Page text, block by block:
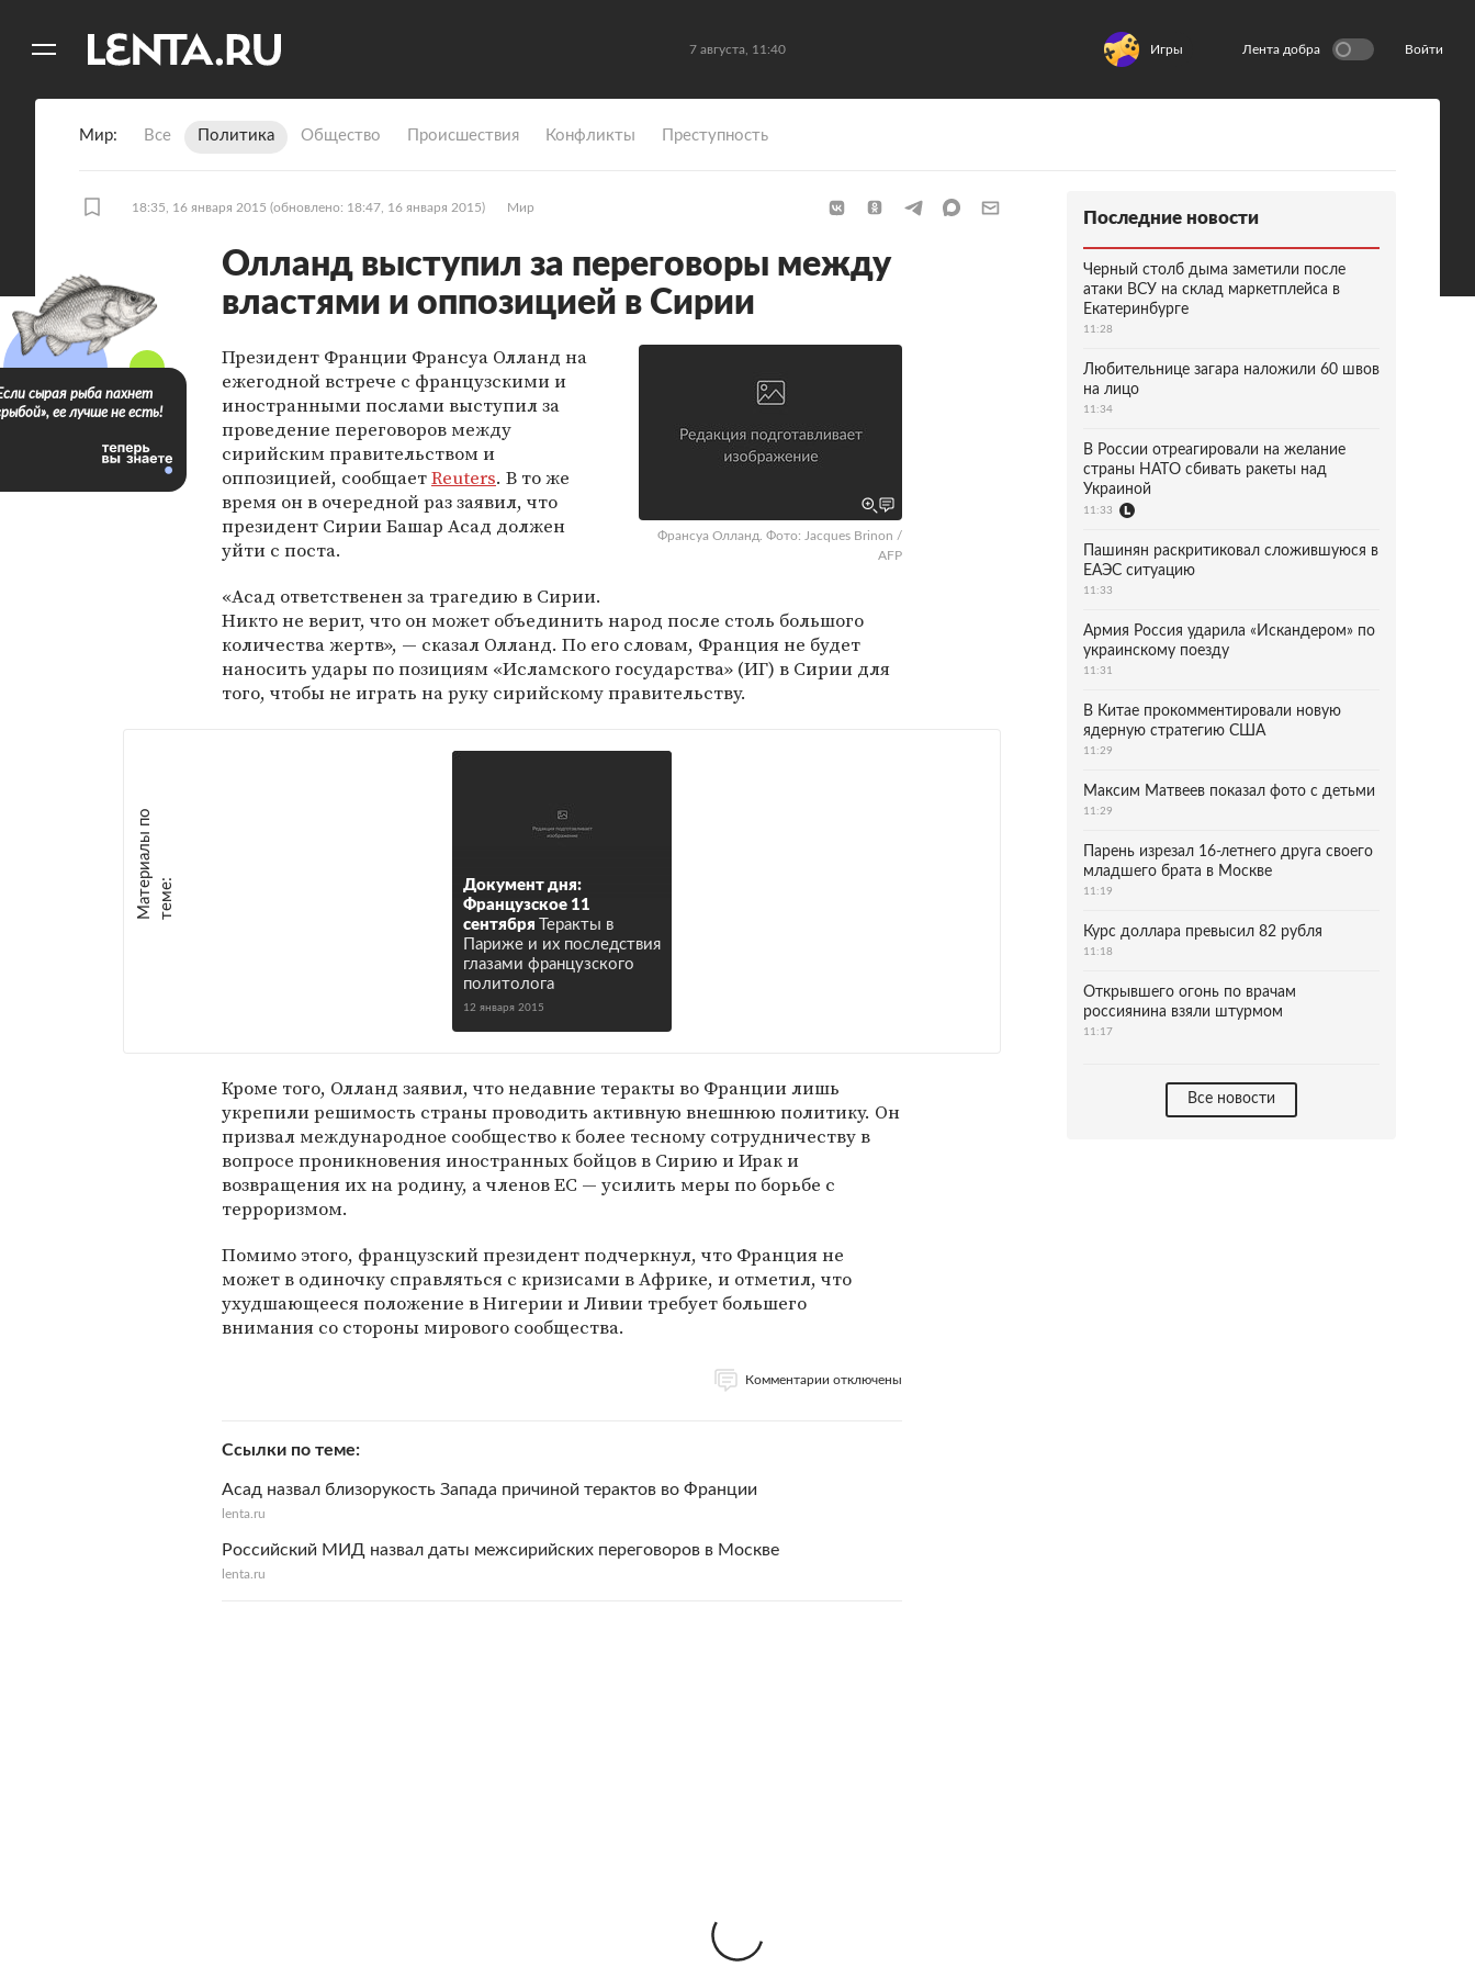
7 августа, 11:40 Игры Лента добра Войти
Мир Все Политика Общество Происшествия Конфликты Преступность
18:35, 16 января 2015 (обновлено: 18:47, 16 января 2015) Мир
Олланд выступил за переговоры между
властями и оппозицией в Сирии
Франсуа Олланд. Фото: Jacques Brinon /
AFP
Президент Франции Франсуа Олланд на
ежегодной встрече с французскими и
иностранными послами выступил за
проведение переговоров между
сирийским правительством и
оппозицией, сообщаетReuters. В то же
время он в очередной раз заявил, что
президент Сирии Башар Асад должен
уйти с поста.
«Асад ответственен за трагедию в Сирии.
Никто не верит, что он может объединить народ после столь большого
количества жертв», — сказал Олланд. По его словам, Франция не будет
наносить удары по позициям «Исламского государства» (ИГ) в Сирии для
того, чтобы не играть на руку сирийскому правительству.
М
а
т е
р
и
а
л
ы
п
о
т
е
м
е :
Документ дня:
Французское 11
сентября
Теракты в
Париже и их последствия
глазами французского
политолога
12 января 2015
Кроме того, Олланд заявил, что недавние теракты во Франции лишь
укрепили решимость страны проводить активную внешнюю политику. Он
призвал международное сообщество к более тесному сотрудничеству в
вопросе проникновения иностранных бойцов в Сирию и Ирак и
возвращения их на родину, а членов ЕС — усилить меры по борьбе с
терроризмом.
Помимо этого, французский президент подчеркнул, что Франция не
может в одиночку справляться с кризисами в Африке, и отметил, что
ухудшающееся положение в Нигерии и Ливии требует большего
внимания со стороны мирового сообщества.
Комментарии отключены
Ссылки по теме
Асад назвал близорукость Запада причиной терактов во Франции
lenta.ru
Российский МИД назвал даты межсирийских переговоров в Москве
lenta.ru
сырая рыба пахнет
ее лучше не есть!
Последние новости
Черный столб дыма заметили после
атаки ВСУ на склад маркетплейса в
Екатеринбурге
11:28
Любительнице загара наложили 60 швов
на лицо
11:34
В России отреагировали на желание
страны НАТО сбивать ракеты над
Украиной
11:33
Пашинян раскритиковал сложившуюся в
ЕАЭС ситуацию
11:33
Армия Россия ударила «Искандером» по
украинскому поезду
11:31
В Китае прокомментировали новую
ядерную стратегию США
11:29
Максим Матвеев показал фото с детьми
11:29
Парень изрезал 16-летнего друга своего
младшего брата в Москве
11:19
Курс доллара превысил 82 рубля
11:18
Открывшего огонь по врачам
россиянина взяли штурмом
11:17
Все новости